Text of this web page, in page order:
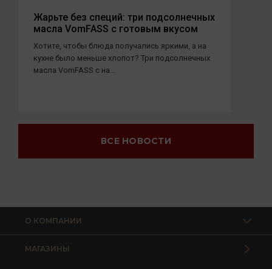
Жарьте без специй: три подсолнечных
масла VomFASS с готовым вкусом
Хотите, чтобы блюда получались яркими, а на
кухне было меньше хлопот? Три подсолнечных
масла VomFASS с на...
ВСЕ НОВОСТИ
О КОМПАНИИ
МАГАЗИНЫ